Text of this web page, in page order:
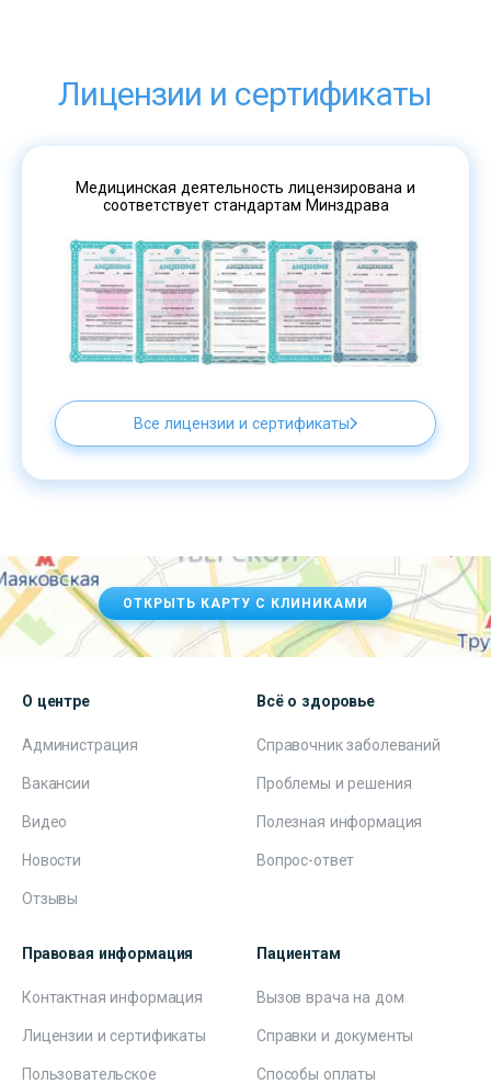
Лицензии и сертификаты
Медицинская деятельность лицензирована и
соответствует стандартам Минздрава
Все лицензии и сертификаты
ОТКРЫТЬ КАРТУ С КЛИНИКАМИ
О центре
Администрация
Вакансии
Видео
Новости
Отзывы
Всё о здоровье
Справочник заболеваний
Проблемы и решения
Полезная информация
Вопрос-ответ
Правовая информация
Контактная информация
Лицензии и сертификаты
Пользовательское
Пациентам
Вызов врача на дом
Справки и документы
Способы оплаты